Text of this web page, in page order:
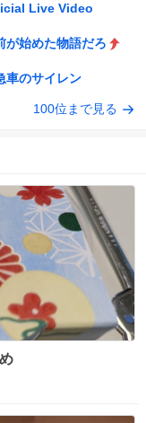
Live Video
が始めた物語だろ
車のサイレン
100位まで見る